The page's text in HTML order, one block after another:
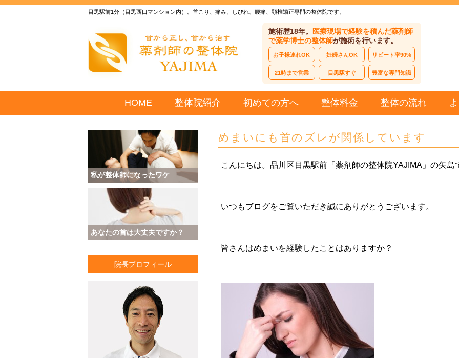
目黒駅前1分（目黒西口マンション内）。首こり、痛み、しびれ、腰痛、頚椎矯正専門の整体院です。
施術歴18年。
医療現場で経験を積んだ薬剤師
で薬学博士の整体師が施術を行います。
お子様連れOK 妊婦さんOK リピート率90%
21時まで営業 目黒駅すぐ 豊富な専門知識
HOME 整体院紹介 初めての方へ 整体料金 整体の流れ
めまいにも首のズレが関係しています
こんにちは。品川区目黒駅前「薬剤師の整体院YAJIMA」の矢島
いつもブログをご覧いただき誠にありがとうございます。
皆さんはめまいを経験したことはありますか？
私が整体師になったワケ
あなたの首は大丈夫ですか？
院長プロフィール